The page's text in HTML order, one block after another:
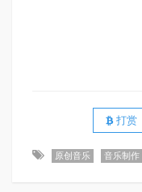
打赏
原创音乐 音乐制作